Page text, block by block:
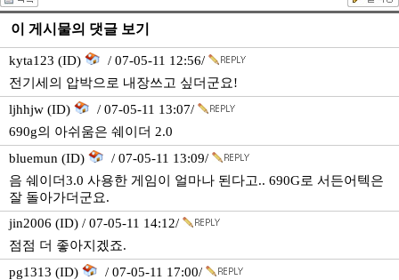
이 게시물의 댓글 보기
kyta123 (ID)
/ 07-05-11 12:56/
전기세의 압박으로 내장쓰고 싶더군요!
ljhhjw (ID)
/ 07-05-11 13:07/
690g의 아쉬움은 쉐이더 2.0
bluemun (ID)
/ 07-05-11 13:09/
음 쉐이더3.0 사용한 게임이 얼마나 된다고.. 690G로 서든어텍은
잘 돌아가더군요.
jin2006 (ID) / 07-05-11 14:12/
점점 더 좋아지겠죠.
pg1313 (ID)
/ 07-05-11 17:00/